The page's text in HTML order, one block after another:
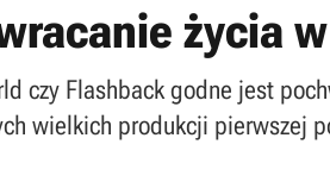
życia
czy Flashback godne jest
wielkich produkcji pierwszej